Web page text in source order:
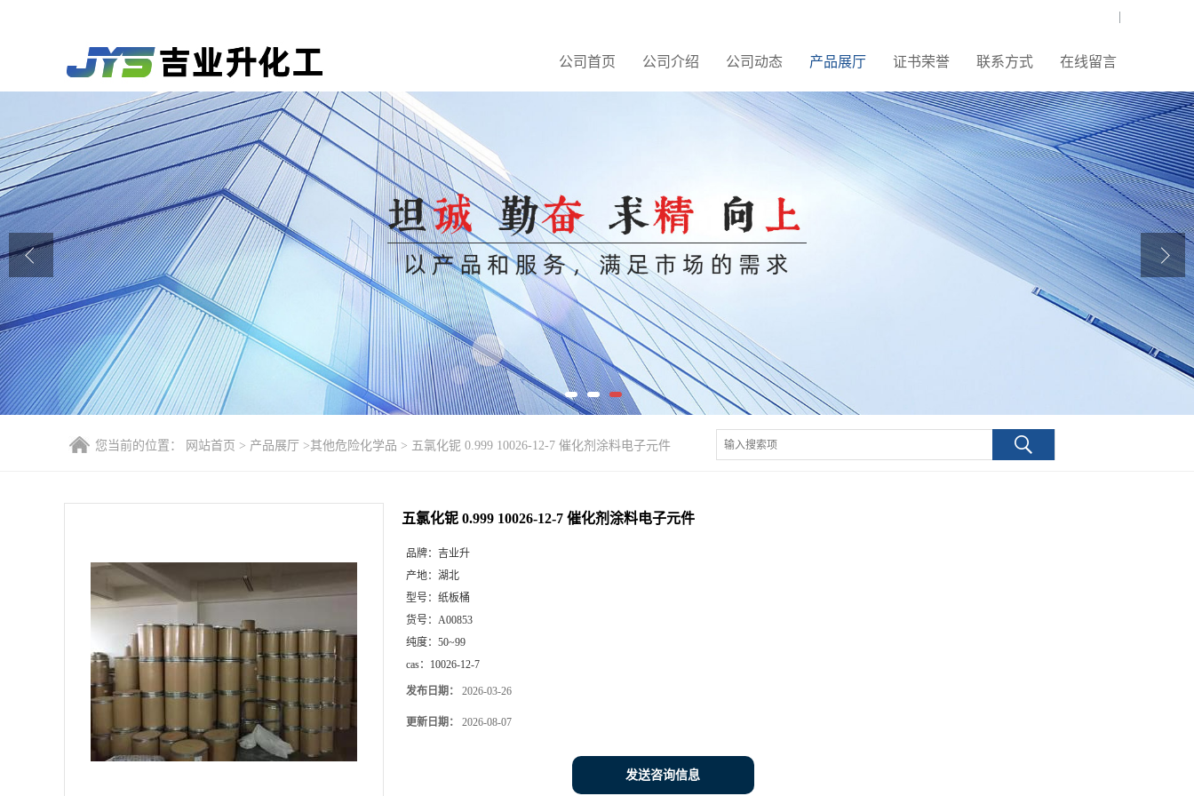
公司首页 公司介绍 公司动态 产品展厅 证书荣誉 联系方式 在线留言
公司首页
公司动态
产品展厅
证书荣誉
联系方式
在线留言
您当前的位置： 网站首页 > 产品展厅 >其他危险化学品 > 五氯化铌 0.999 10026-12-7 催化剂涂料电子元件
五氯化铌 0.999 10026-12-7 催化剂涂料电子元件
品牌： 吉业升
产地： 湖北
型号： 纸板桶
货号： A00853
纯度： 50~99
cas： 10026-12-7
发布日期： 2026-03-26
更新日期： 2026-08-07
发送咨询信息